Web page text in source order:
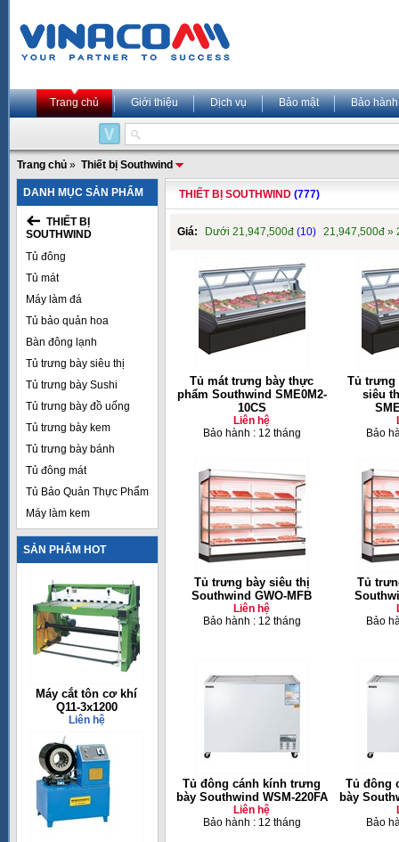
Trang chủ Giới thiệu Dịch vụ Bảo mật Bảo hành
Trang chủ » Thiết bị Southwind
DANH MỤC SẢN PHẨM
THIẾT BỊ
SOUTHWIND
Tủ đông
Tủ mát
Máy làm đá
Tủ bảo quản hoa
Bàn đông lạnh
Tủ trưng bày siêu thị
Tủ trưng bày Sushi
Tủ trưng bày đồ uống
Tủ trưng bày kem
Tủ trưng bày bánh
Tủ đông mát
Tủ Bảo Quản Thực Phẩm
Máy làm kem
SẢN PHẨM HOT
Máy cắt tôn cơ khí
Q11-3x1200
Liên hệ
THIẾT BỊ SOUTHWIND (777)
Giá: Dưới 21,947,500đ (10) 21,947,500đ »
Tủ mát trưng bày thực
phẩm Southwind SME0M2-
10CS
Liên hệ
Bảo hành : 12 tháng
Tủ trưng
siêu
Bảo
Tủ trưng bày siêu thị
Southwind GWO-MFB
Liên hệ
Bảo hành : 12 tháng
Tủ
Bảo
Tủ đông cánh kính trưng
bày Southwind WSM-220FA
Liên hệ
Bảo hành : 12 tháng
Tủ đông
bày
Bảo